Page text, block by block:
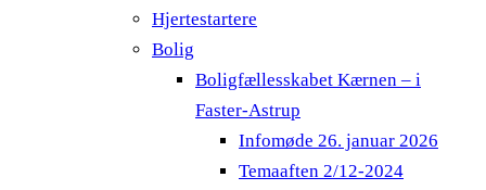
Hjertestartere
Bolig
Boligfællesskabet Kærnen – i
Faster-Astrup
Infomøde 26. januar 2026
Temaaften 2/12-2024